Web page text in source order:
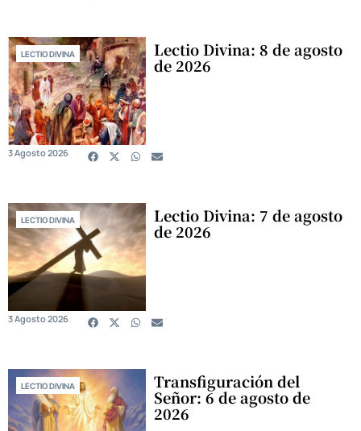
LECTIO DIVINA Lectio Divina: 8 de agosto
de 2026
3 Agosto 2026
LECTIO DIVINA Lectio Divina: 7 de agosto
de 2026
3 Agosto 2026
LECTIO DIVINA Transfiguración del
Señor: 6 de agosto de
2026